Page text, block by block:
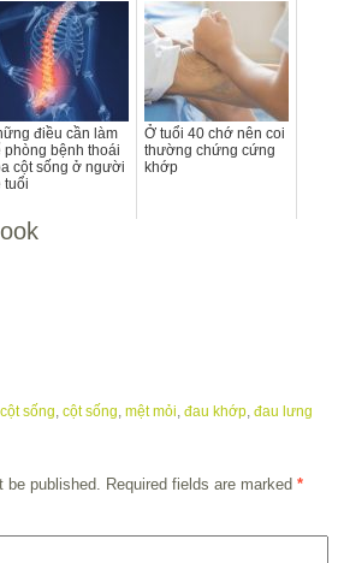
điều cần làm
phòng bệnh thoái
cột sống ở người
tuổi
Ở tuổi 40 chớ nên coi
thường chứng cứng
khớp
sống, cột sống, mệt mỏi, đau khớp, đau lưng
be published. Required fields are marked *